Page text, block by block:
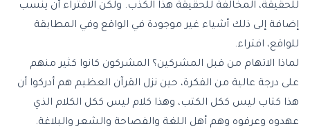
للحقيقة، المخالفة للحقيقة هذا الكذب. ولكن الافتراء أن ينسب
إضافة إلى ذلك أشياء غير موجودة في الواقع وفي المطابقة
للواقع، افتراء.
لماذا الاتهام من قبل المشركين؟ المشركون كانوا كثير منهم
على درجة عالية من الفكرة، حين نزل القرآن العظيم هم أدركوا أن
هذا كتاب ليس ككل الكتب، وهذا كلام ليس ككل الكلام الذي
عهدوه وعرفوه وهم أهل اللغة والفصاحة والشعر والبلاغة.